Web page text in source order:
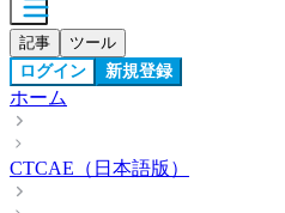
記事 ツール
ログイン 新規登録
ホーム
CTCAE（日本語版）